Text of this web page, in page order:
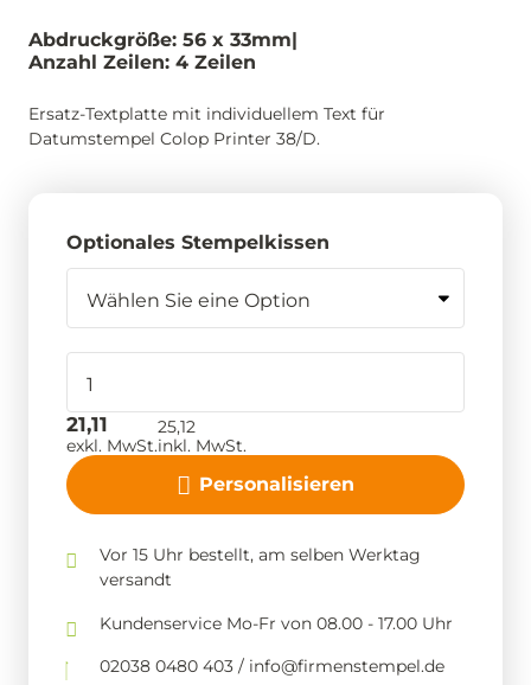
Abdruckgröße: 56 x 33mm
Anzahl Zeilen: 4 Zeilen
Ersatz-Textplatte mit individuellem Text für
Datumstempel Colop Printer 38/D.
Optionales Stempelkissen
Personalisieren
21,11
exkl. MwSt.
25,12
inkl. MwSt.
Vor 15 Uhr bestellt, am selben Werktag
versandt
Kundenservice Mo-Fr von 08.00 - 17.00 Uhr
02038 0480 403 / info@firmenstempel.de